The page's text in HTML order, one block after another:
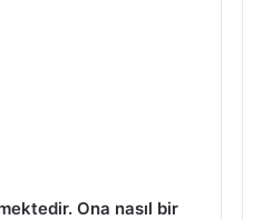
Ona nasıl bir